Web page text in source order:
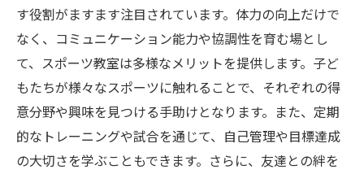
す役割がますます注目されています。体力の向上だけで
なく、コミュニケーション能力や協調性を育む場とし
て、スポーツ教室は多様なメリットを提供します。子ど
もたちが様々なスポーツに触れることで、それぞれの得
意分野や興味を見つける手助けとなります。また、定期
的なトレーニングや試合を通じて、自己管理や目標達成
の大切さを学ぶこともできます。さらに、友達との絆を